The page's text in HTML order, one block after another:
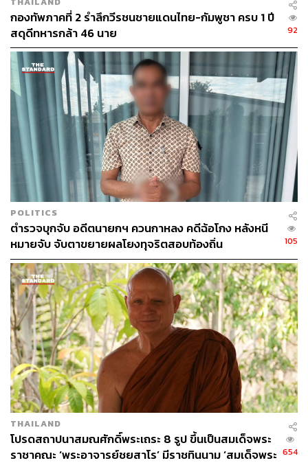
TAGS: เหตุการณ์กราดยิง นครราชสีมา
Terminal 21
ห้างสรรพสินค้า
126
ABOUT THE AUTHOR
ธนกร วงษ์ปัญญา
บรรณาธิการข่าวในประเทศ กอง
บรรณาธิการข่าว THE STANDARD
ABOUT THE PHOTOGRAPHER
ชาติกล้า สำเนียงแจ่ม
ช่างภาพข่าว ประจำสำนักข่าว THE
STANDARD
กองทัพภาคที่ 2 รำลึกวีรชนชายแดนไทย-กัมพูชา ครบ 1 ปี
สดุดีทหารกล้า 46 นาย
92
POLITICS
ตำรวจบุกจับ อดีตนายกฯ ควนกาหลง คดีฉ้อโกง หลังหนี
หมายจับ จับตาขยายผลโยงทุจริตสอบท้องถิ่น
105
THAILAND
โปรดสถาปนาสมณศักดิ์พระเถระ 8 รูป ขึ้นเป็นสมเด็จพระ
ราชาคณะ ‘พระอาจารย์ชยสาโร’ มีราชทินนาม ‘สมเด็จพระ 654